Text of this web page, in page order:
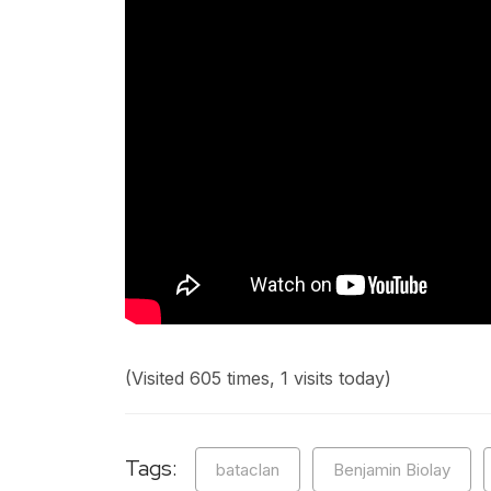
(Visited 605 times, 1 visits today)
Tags: bataclan Benjamin Biolay